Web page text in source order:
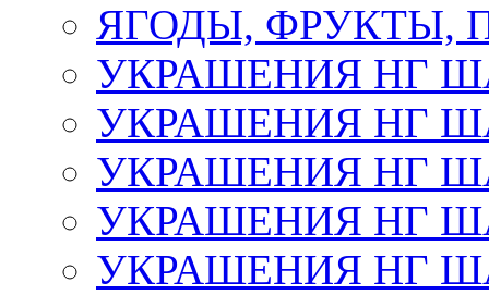
ЯГОДЫ, ФРУКТЫ,
УКРАШЕНИЯ НГ
УКРАШЕНИЯ НГ
УКРАШЕНИЯ НГ
УКРАШЕНИЯ НГ
УКРАШЕНИЯ НГ